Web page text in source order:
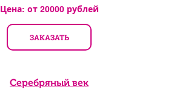
Цена: от 20000рублей
ЗАКАЗАТЬ
Серебряный век